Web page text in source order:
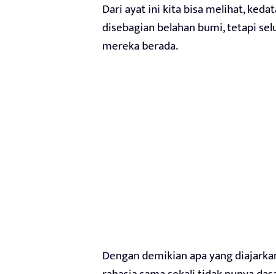
Dari ayat ini kita bisa melihat,
disebagian belahan bumi, tetapi
mereka berada.
Dengan demikian apa yang